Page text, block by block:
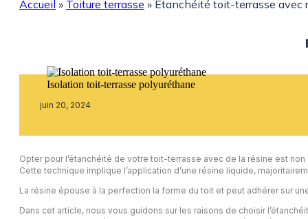
Accueil » Toiture terrasse » Étanchéité toit-terrasse avec
Isolation toit-terrasse polyuréthane
juin 20, 2024
Opter pour l’étanchéité de votre toit-terrasse avec de la résine est
Cette technique implique l’application d’une résine liquide,
La résine épouse à la perfection la forme du toit et peut adhérer sur
Dans cet article, nous vous guidons sur les raisons de choisir